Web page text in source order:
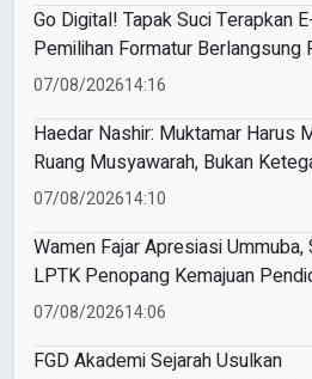
Go Digital! Tapak Suci Terapkan
Pemilihan Formatur Berlangsung
07/08/202614:16
Haedar Nashir: Muktamar Harus
Ruang Musyawarah, Bukan
07/08/202614:10
Wamen Fajar Apresiasi Ummuba,
LPTK Penopang Kemajuan
Indonesia
07/08/202614:06
FGD Akademi Sejarah Usulkan